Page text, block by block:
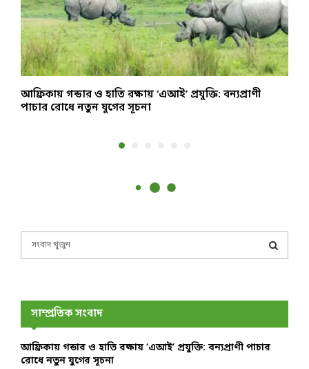
আফ্রিকায় গন্ডার ও হাতি রক্ষায় ‘এআই’ প্রযুক্তি: বন্যপ্রাণী
পাচার রোধে নতুন যুগের সূচনা
f
r
E
A
সাম্প্রতিক সংবাদ
আফ্রিকায় গন্ডার ও হাতি রক্ষায় ‘এআই’ প্রযুক্তি: বন্যপ্রাণী পাচার
রোধে নতুন যুগের সূচনা